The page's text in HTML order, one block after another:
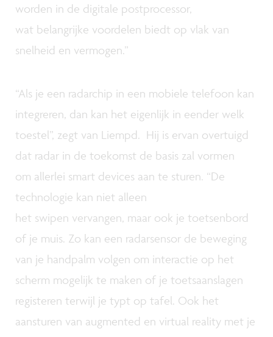
worden in de digitale postprocessor,
wat belangrijke voordelen biedt op vlak van
snelheid en vermogen.”
“Als je een radarchip in een mobiele telefoon kan
integreren, dan kan het eigenlijk in eender welk
toestel”, zegt van Liempd. Hij is ervan overtuigd
dat radar in de toekomst de basis zal vormen
om allerlei smart devices aan te sturen. “De
technologie kan niet alleen
het swipen vervangen, maar ook je toetsenbord
of je muis. Zo kan een radarsensor de beweging
van je handpalm volgen om interactie op het
scherm mogelijk te maken of je toetsaanslagen
registeren terwijl je typt op tafel. Ook het
aansturen van augmented en virtual reality met je